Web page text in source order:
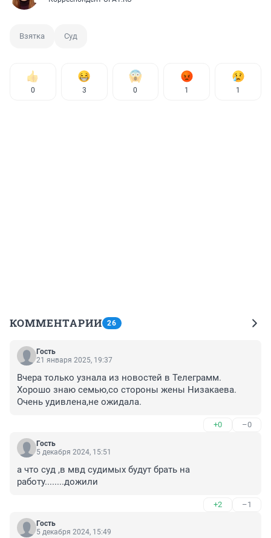
Взятка Суд
0 3 0 1 1
КОММЕНТАРИИ 26
Гость
21 января 2025, 19:37
Вчера только узнала из новостей в Телеграмм.
Хорошо знаю семью,со стороны жены Низакаева.
Очень удивлена,не ожидала.
+0 –0
Гость
5 декабря 2024, 15:51
а что суд ,в мвд судимых будут брать на
работу........дожили
+2 –1
Гость
5 декабря 2024, 15:49